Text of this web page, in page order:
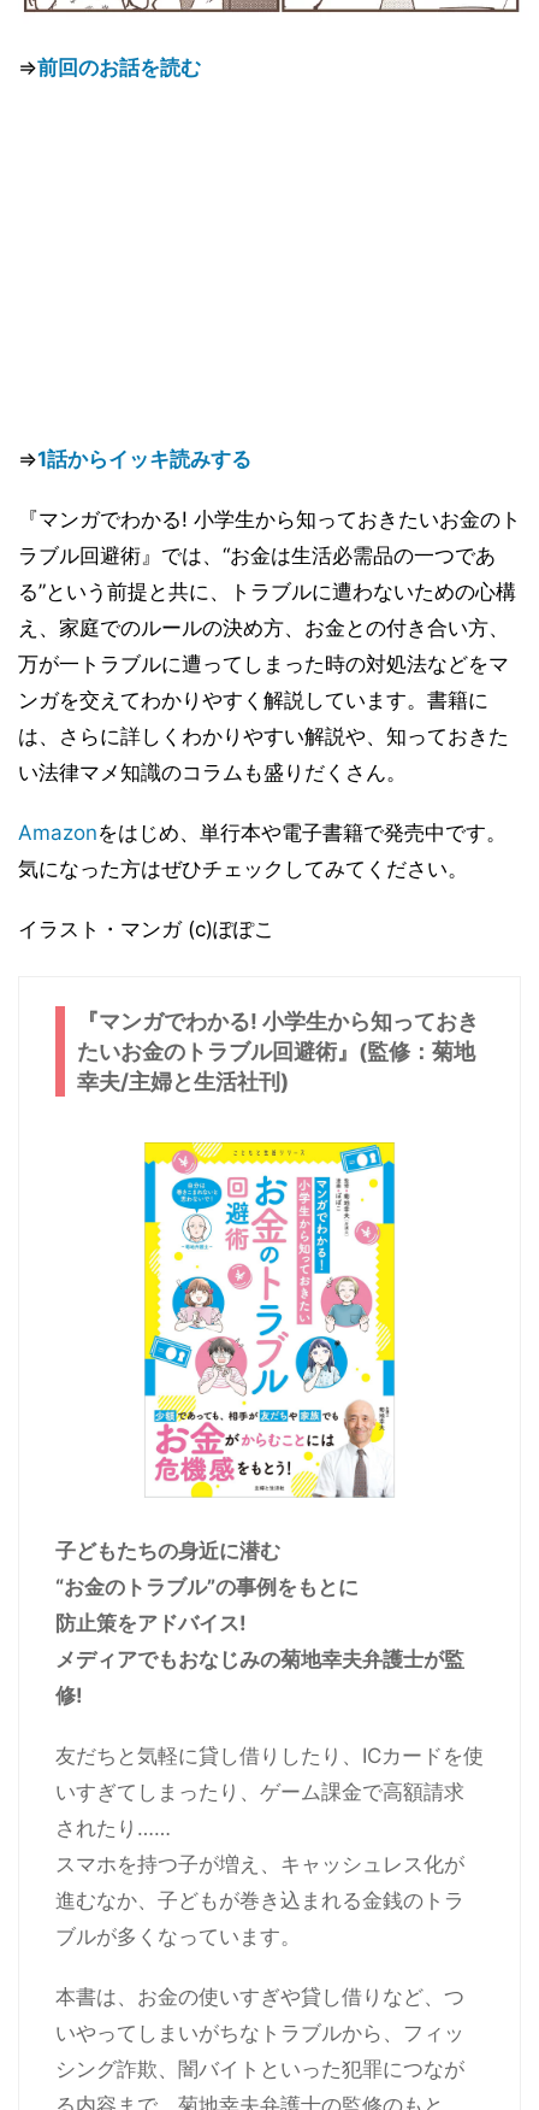
⇒前回のお話を読む
⇒1話からイッキ読みする
『マンガでわかる! 小学生から知っておきたいお金のト
ラブル回避術』では、“お金は生活必需品の一つであ
る”という前提と共に、トラブルに遭わないための心構
え、家庭でのルールの決め方、お金との付き合い方、
万が一トラブルに遭ってしまった時の対処法などをマ
ンガを交えてわかりやすく解説しています。書籍に
は、さらに詳しくわかりやすい解説や、知っておきた
い法律マメ知識のコラムも盛りだくさん。
Amazonをはじめ、単行本や電子書籍で発売中です。
気になった方はぜひチェックしてみてください。
イラスト・マンガ (c)ぽぽこ
『マンガでわかる! 小学生から知っておき
たいお金のトラブル回避術』(監修：菊地
幸夫/主婦と生活社刊)
子どもたちの身近に潜む
“お金のトラブル”の事例をもとに
防止策をアドバイス!
メディアでもおなじみの菊地幸夫弁護士が監
修!
友だちと気軽に貸し借りしたり、ICカードを使
いすぎてしまったり、ゲーム課金で高額請求
されたり……
スマホを持つ子が増え、キャッシュレス化が
進むなか、子どもが巻き込まれる金銭のトラ
ブルが多くなっています。
本書は、お金の使いすぎや貸し借りなど、つ
いやってしまいがちなトラブルから、フィッ
シング詐欺、闇バイトといった犯罪につなが
る内容まで、菊地幸夫弁護士の監修のもと、